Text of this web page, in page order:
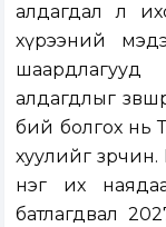
алдагдал л
хүрээний
алдагдлыг
бий болгох нь
хуулийг
нэг их
батлагдвал